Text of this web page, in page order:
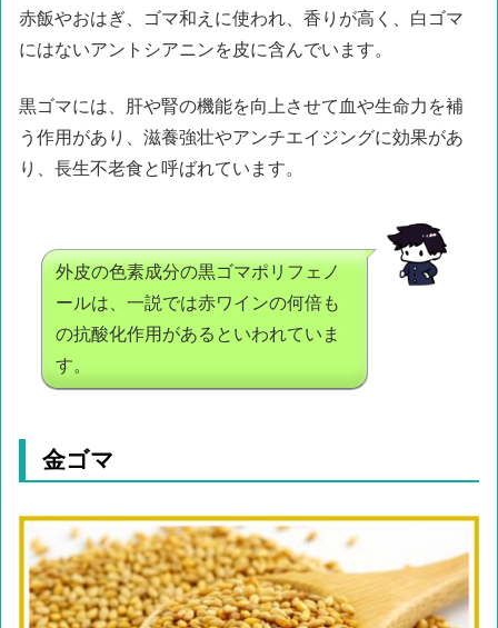
赤飯やおはぎ、ゴマ和えに使われ、香りが高く、白ゴマ
にはないアントシアニンを皮に含んでいます。
黒ゴマには、肝や腎の機能を向上させて血や生命力を補
う作用があり、滋養強壮やアンチエイジングに効果があ
り、長生不老食と呼ばれています。
外皮の色素成分の黒ゴマポリフェノ
ールは、一説では赤ワインの何倍も
の抗酸化作用があるといわれていま
す。
金ゴマ